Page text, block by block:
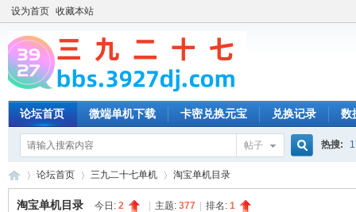
设为首页 收藏本站
论坛首页 微端单机下载 卡密兑换元宝 兑换记录 数
帖子 热搜:
论坛首页 三九二十七单机 淘宝单机目录
淘宝单机目录 今日: 2 主题: 377 排名: 1